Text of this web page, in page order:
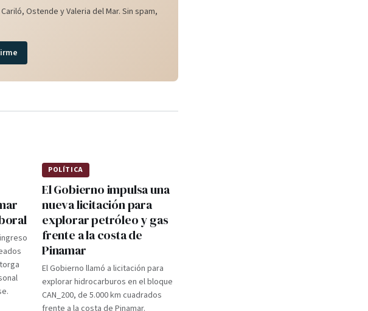
Ostende y Valeria del Mar. Sin spam,
POLÍTICA
El Gobierno impulsa una
nueva licitación para
explorar petróleo y gas
frente a la costa de
Pinamar
El Gobierno llamó a licitación para
explorar hidrocarburos en el bloque
CAN_200, de 5.000 km cuadrados
frente a la costa de Pinamar.